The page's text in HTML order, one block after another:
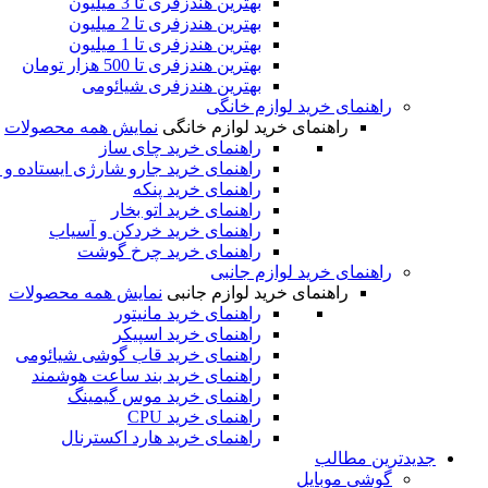
بهترین هندزفری تا 2 میلیون
بهترین هندزفری تا 1 میلیون
بهترین هندزفری تا 500 هزار تومان
بهترین هندزفری شیائومی
راهنمای خرید لوازم خانگی
راهنمای خرید لوازم خانگی نمایش همه محصولات
راهنمای خرید چای ساز
راهنمای خرید جارو شارژی ایستاده
راهنمای خرید پنکه
راهنمای خرید اتو بخار
راهنمای خرید خردکن و آسیاب
راهنمای خرید چرخ گوشت
راهنمای خرید لوازم جانبی
راهنمای خرید لوازم جانبی نمایش همه محصولات
راهنمای خرید مانیتور
راهنمای خرید اسپیکر
راهنمای خرید قاب گوشی شیائومی
راهنمای خرید بند ساعت هوشمند
راهنمای خرید موس گیمینگ
راهنمای خرید CPU
راهنمای خرید هارد اکسترنال
جدیدترین‌ مطالب
گوشی‌ موبایل